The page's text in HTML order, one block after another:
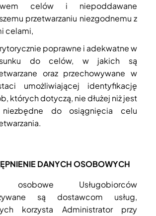
celów i niepoddawane
przetwarzaniu niezgodnemu z
celami,
poprawne i adekwatne w
do celów, w jakich są
oraz przechowywane w
umożliwiającej identyfikację
których dotyczą, nie dłużej niż jest
do osiągnięcia celu
DANYCH OSOBOWYCH
osobowe Usługobiorców
są dostawcom usług,
korzysta Administrator przy